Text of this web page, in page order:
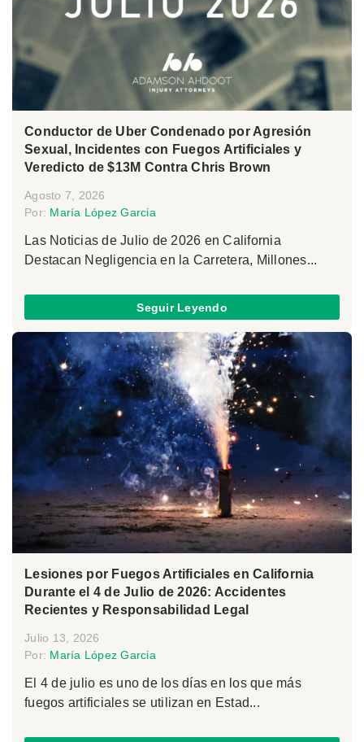
Conductor de Uber Condenado por Agresión
Sexual, Incidentes con Fuegos Artificiales y
Veredicto de $13M Contra Chris Brown
Agosto 7, 2026
Por: María López Garcia
Las Noticias de Julio de 2026 en California
Destacan Negligencia en la Carretera, Millones...
Seguir Leyendo
Lesiones por Fuegos Artificiales en California
Durante el 4 de Julio de 2026: Accidentes
Recientes y Responsabilidad Legal
Julio 13, 2026
Por: María López Garcia
El 4 de julio es uno de los días en los que más
fuegos artificiales se utilizan en Estad...